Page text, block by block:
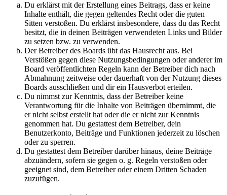
Du erklärst mit der Erstellung eines Beitrags, dass er keine
Inhalte enthält, die gegen geltendes Recht oder die guten
Sitten verstoßen. Du erklärst insbesondere, dass du das Recht
besitzt, die in deinen Beiträgen verwendeten Links und Bilder
zu setzen bzw. zu verwenden.
Der Betreiber des Boards übt das Hausrecht aus. Bei
Verstößen gegen diese Nutzungsbedingungen oder anderer im
Board veröffentlichten Regeln kann der Betreiber dich nach
Abmahnung zeitweise oder dauerhaft von der Nutzung dieses
Boards ausschließen und dir ein Hausverbot erteilen.
Du nimmst zur Kenntnis, dass der Betreiber keine
Verantwortung für die Inhalte von Beiträgen übernimmt, die
er nicht selbst erstellt hat oder die er nicht zur Kenntnis
genommen hat. Du gestattest dem Betreiber, dein
Benutzerkonto, Beiträge und Funktionen jederzeit zu löschen
oder zu sperren.
Du gestattest dem Betreiber darüber hinaus, deine Beiträge
abzuändern, sofern sie gegen o. g. Regeln verstoßen oder
geeignet sind, dem Betreiber oder einem Dritten Schaden
zuzufügen.